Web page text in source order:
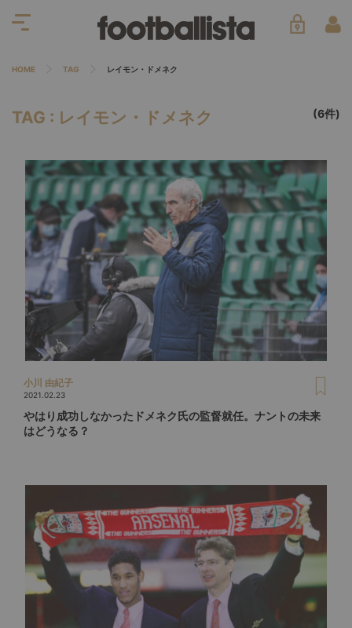
HOME TAG レイモン・ドメネク
TAG : レイモン・ドメネク (6件)
小川 由紀子
2021.02.23
やはり成功しなかったドメネク氏の監督就任。ナントの未来
はどうなる？